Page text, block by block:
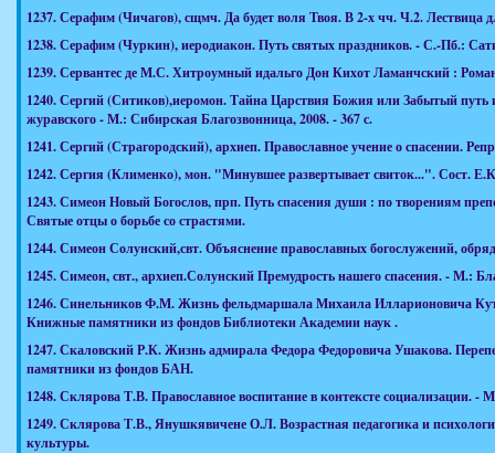
1237.Серафим (Чичагов), сщмч. Да будет воля Твоя. В 2-х чч. Ч.2.
1238.Серафим (Чуркин), иеродиакон. Путь святых праздников. - С.-Пб.:
1239.Сервантес де М.С. Хитроумный идальго Дон Кихот Ламанчский :
1240.Сергий (Ситиков),иеромон. Тайна Царствия Божия или Забытый путь
журавского - М.: Сибирская Благозвонница, 2008. - 367 с.
1241.Сергий (Страгородский), архиеп. Православное учение о спасении.
1242.Сергия (Клименко), мон. "Минувшее развертывает свиток...". Сост.
1243.Симеон Новый Богослов, прп. Путь спасения души : по творениям
Святые отцы о борьбе со страстями.
1244.Симеон Солунский,свт. Объяснение православных богослужений,
1245.Симеон, свт., архиеп.Солунский Премудрость нашего спасения. - М.:
1246.Синельников Ф.М. Жизнь фельдмаршала Михаила Илларионовича
Книжные памятники из фондов Библиотеки Академии наук .
1247.Скаловский Р.К. Жизнь адмирала Федора Федоровича Ушакова.
памятники из фондов БАН.
1248.Склярова Т.В. Православное воспитание в контексте социализации. -
1249.Склярова Т.В., Янушкявичене О.Л. Возрастная педагогика и
культуры.